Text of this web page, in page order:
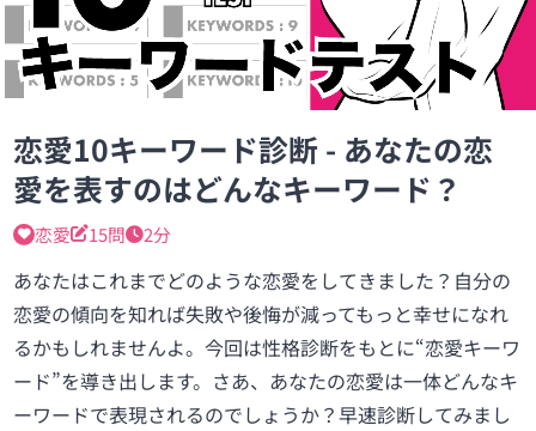
恋愛10キーワード診断 - あなたの恋
愛を表すのはどんなキーワード？
恋愛 15問 2分
あなたはこれまでどのような恋愛をしてきました？自分の
恋愛の傾向を知れば失敗や後悔が減ってもっと幸せになれ
るかもしれませんよ。今回は性格診断をもとに“恋愛キーワ
ード”を導き出します。さあ、あなたの恋愛は一体どんなキ
ーワードで表現されるのでしょうか？早速診断してみまし